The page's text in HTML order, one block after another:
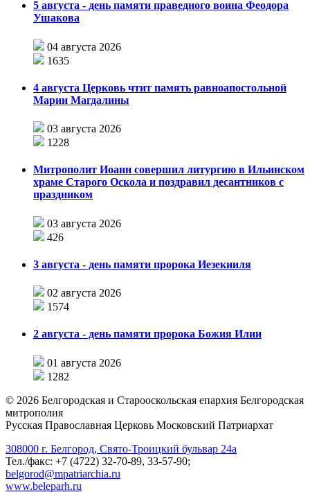
5 августа - день памяти праведного воина Феодора
Ушакова
04 августа 2026
1635
4 августа Церковь чтит память равноапостольной
Марии Магдалины
03 августа 2026
1228
Митрополит Иоанн совершил литургию в Ильинском
храме Старого Оскола и поздравил десантников с
праздником
03 августа 2026
426
3 августа - день памяти пророка Иезекииля
02 августа 2026
1574
2 августа - день памяти пророка Божия Илии
01 августа 2026
1282
© 2026 Белгородская и Старооскольская епархия Белгородская
митрополия
Русская Православная Церковь Московский Патриархат
308000 г. Белгород, Свято-Троицкий бульвар 24а
Тел./факс: +7 (4722) 32-70-89, 33-57-90;
belgorod@mpatriarchia.ru
www.beleparh.ru